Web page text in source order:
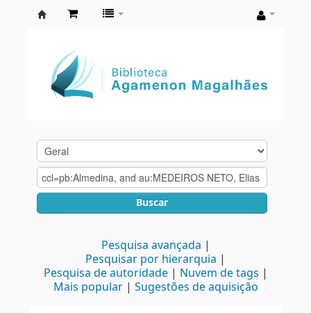
Agamenon
Magalhães
Buscar
Pesquisa avançada
Pesquisar por hierarquia
Pesquisa de autoridade
Nuvem de tags
Mais popular
Sugestões de aquisição